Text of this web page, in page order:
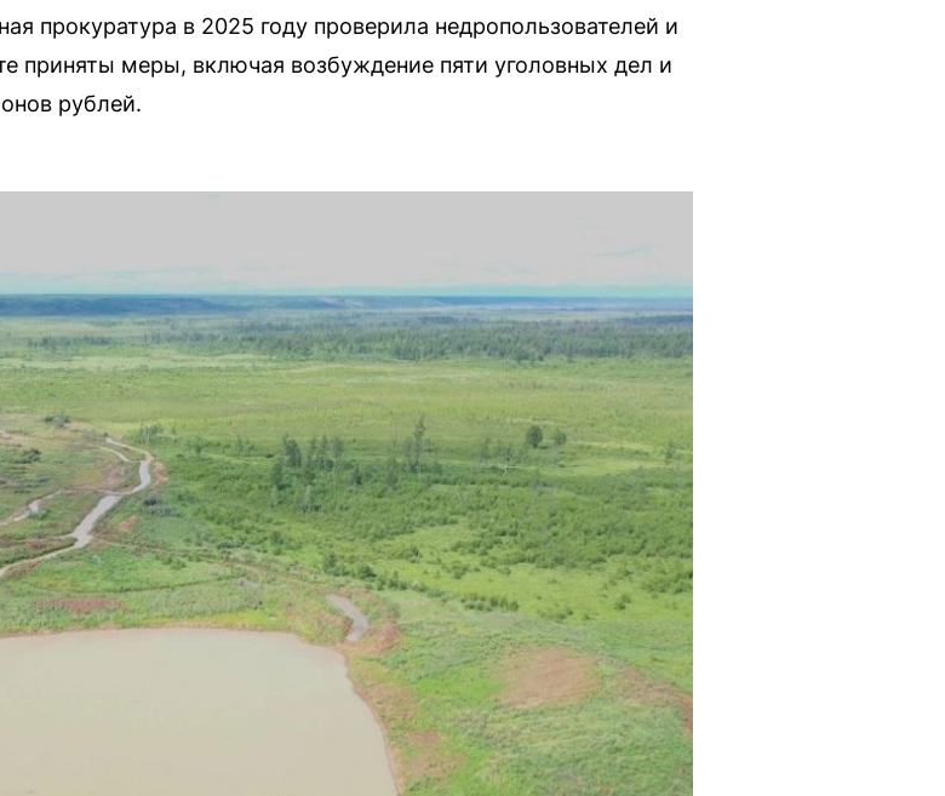
прокуратура в 2025 году проверила недропользователей и
приняты меры, включая возбуждение пяти уголовных дел и
рублей.